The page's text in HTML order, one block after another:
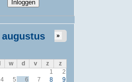
augustus »
w d v z
z
1
2
4 5 6 7 8
9